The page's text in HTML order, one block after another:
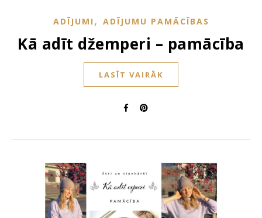
ADĪJUMI , ADĪJUMU PAMĀCĪBAS
Kā adīt džemperi – pamācība
LASĪT VAIRĀK